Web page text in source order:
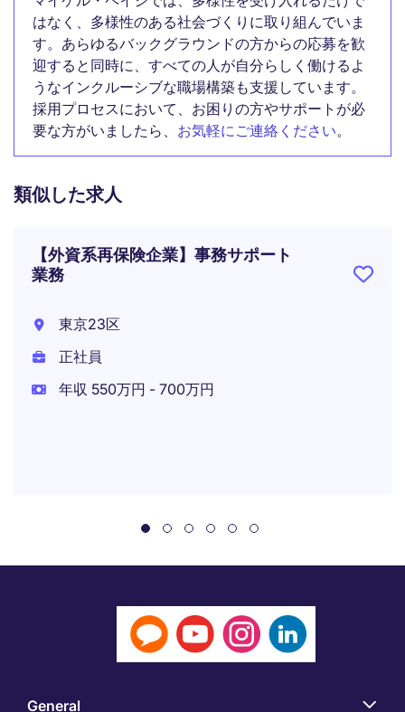
はなく、多様性のある社会づくりに取り組んでいま
す。あらゆるバックグラウンドの方からの応募を歓
迎すると同時に、すべての人が自分らしく働けるよ
うなインクルーシブな職場構築も支援しています。
採用プロセスにおいて、お困りの方やサポートが必
要な方がいましたら、 お気軽にご連絡ください。
類似した求人
【外資系再保険企業】事務サポート
業務
東京23区
正社員
年収 550万円 - 700万円
General